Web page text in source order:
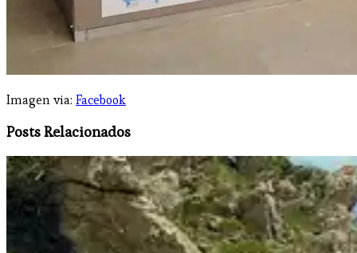
Imagen via: Facebook
Posts Relacionados